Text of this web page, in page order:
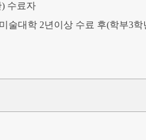
수료자
술대학 2년이상 수료 후(학부3